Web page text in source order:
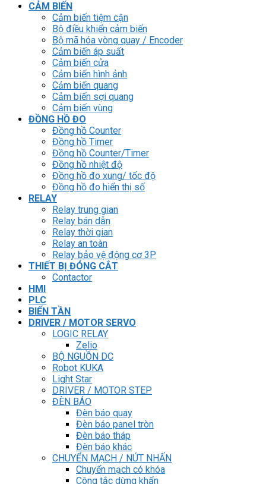
CẢM BIẾN
Cảm biến tiệm cận
Bộ điều khiển cảm biến
Bộ mã hóa vòng quay / Encoder
Cảm biến áp suất
Cảm biến cửa
Cảm biến hình ảnh
Cảm biến quang
Cảm biến sợi quang
Cảm biến vùng
ĐỒNG HỒ ĐO
Đồng hồ Counter
Đồng hồ Timer
Đồng hồ Counter/Timer
Đồng hồ nhiệt độ
Đồng hồ đo xung/ tốc độ
Đồng hồ đo hiển thị số
RELAY
Relay trung gian
Relay bán dẫn
Relay thời gian
Relay an toàn
Relay bảo vệ động cơ 3P
THIẾT BỊ ĐÓNG CẮT
Contactor
HMI
PLC
BIẾN TẦN
DRIVER / MOTOR SERVO
LOGIC RELAY
Zelio
BỘ NGUỒN DC
Robot KUKA
Light Star
DRIVER / MOTOR STEP
ĐÈN BÁO
Đèn báo quay
Đèn báo panel tròn
Đèn báo tháp
Đèn báo khác
CHUYỂN MẠCH / NÚT NHẤN
Chuyển mạch có khóa
Công tắc dừng khẩn